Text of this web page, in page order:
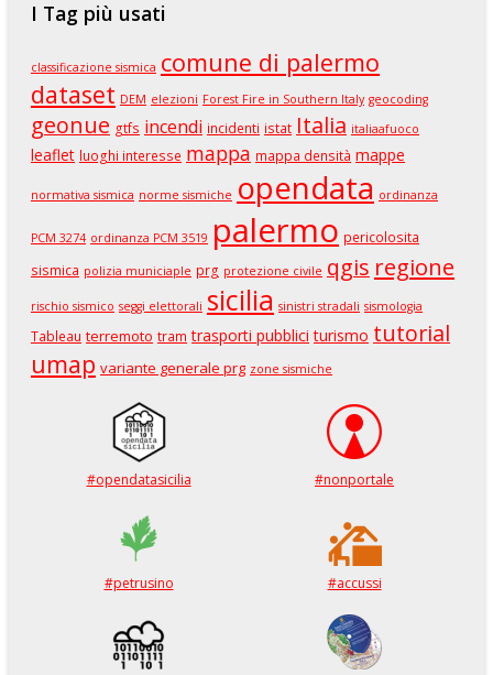
I Tag più usati
classificazione sismica comune di palermo
dataset DEM elezioni Forest Fire in Southern Italy geocoding
geonue gtfs incendi incidenti istat Italia italiaafuoco
leaflet luoghi interesse mappa mappa densità mappe
normativa sismica norme sismiche opendata ordinanza
PCM 3274 ordinanza PCM 3519 palermo pericolosita
sismica polizia municiaple prg protezione civile qgis regione
rischio sismico seggi elettorali sicilia sinistri stradali sismologia
Tableau terremoto tram trasporti pubblici turismo tutorial
umap variante generale prg zone sismiche
#opendatasicilia #nonportale
#petrusino #accussi